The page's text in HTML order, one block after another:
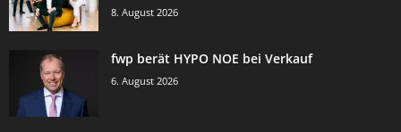
8. August 2026
fwp berät HYPO NOE bei Verkauf
6. August 2026